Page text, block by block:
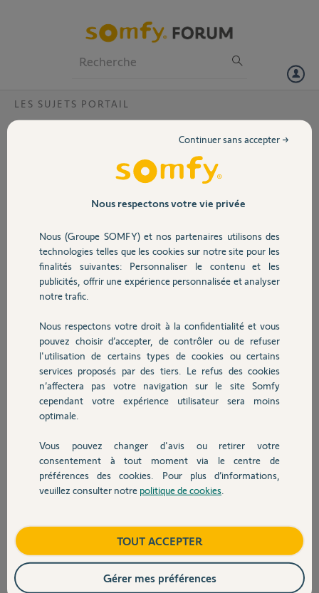
Volet
Sécurité
Domotique
Chauffage
Autres produits
Devis avec un pro
Contact
LES SUJETS PORTAIL
Avis Moteur ELIXO 500 3S IO
Je suis sur le point d'acheter un moteur elixo 500 3S IO pour mon
V500 IO pro connect.
Est ce que je dois ajouter un clavier?
Le cablage de l'interphone doit se faire via une autre gaine que celle
de l'alimentation?
Merci d'avance pour vos retours
Guillaume D.
il y a presque 2 ans
Participer au fil de discussion
Réponses
Bonjour la communauté
Est il possible de modifier simplement un moteur?
Guillaume D. il y a plus d'un an
Nous respectons votre vie privée
Nous (Groupe SOMFY) et nos partenaires utilisons des
technologies telles que les cookies sur notre site pour les
finalités suivantes: Personnaliser le contenu et les
publicités, offrir une expérience personnalisée et analyser
notre trafic.
Nous respectons votre droit à la confidentialité et vous
pouvez choisir d’accepter, de contrôler ou de refuser
l'utilisation de certains types de cookies ou certains
services proposés par des tiers. Le refus des cookies
n’affectera pas votre navigation sur le site Somfy
cependant votre expérience utilisateur sera moins
optimale.
Vous pouvez changer d'avis ou retirer votre
consentement à tout moment via le centre de
préférences des cookies. Pour plus d’informations,
veuillez consulter notre politique de cookies
Continuer sans accepter →
TOUT ACCEPTER
Gérer mes préférences